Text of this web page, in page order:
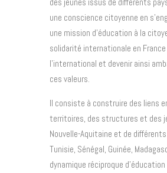
une conscience citoyenne en
une mission d’éducation à la
solidarité internationale en France
l’international et devenir ainsi
ces valeurs.
Il consiste à construire des liens
territoires, des structures et des
Nouvelle-Aquitaine et de différents
Tunisie, Sénégal, Guinée,
dynamique réciproque d’éducation